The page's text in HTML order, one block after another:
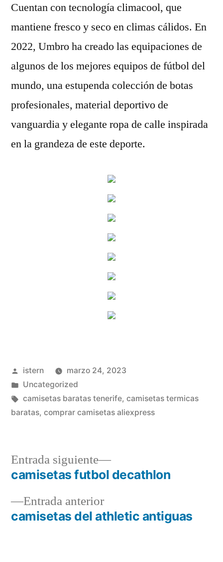
Cuentan con tecnología climacool, que
mantiene fresco y seco en climas cálidos. En
2022, Umbro ha creado las equipaciones de
algunos de los mejores equipos de fútbol del
mundo, una estupenda colección de botas
profesionales, material deportivo de
vanguardia y elegante ropa de calle inspirada
en la grandeza de este deporte.
Publicado
por
istern
marzo 24, 2023
Publicado
en
Uncategorized
Etiquetas:
camisetas baratas tenerife, camisetas termicas
baratas, comprar camisetas aliexpress
Navegación
deEntrada anteriorEntrada
anterior:
camisetas del athletic antiguas
Entrada siguiente
Entrada
siguiente:
camisetas futbol decathlon